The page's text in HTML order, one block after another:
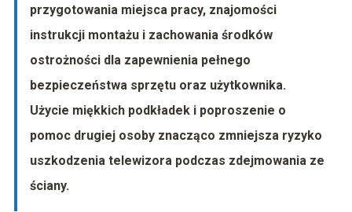
przygotowania miejsca pracy, znajomości
instrukcji montażu i zachowania środków
ostrożności dla zapewnienia pełnego
bezpieczeństwa sprzętu oraz użytkownika.
Użycie miękkich podkładek i poproszenie o
pomoc drugiej osoby znacząco zmniejsza ryzyko
uszkodzenia telewizora podczas zdejmowania ze
ściany.